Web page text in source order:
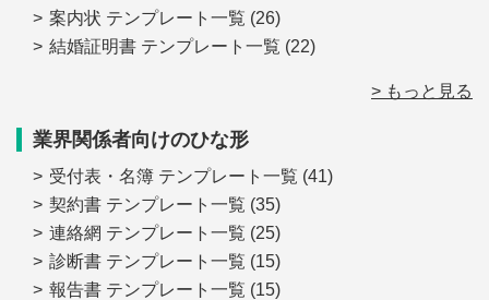
案内状 テンプレート一覧 (26)
結婚証明書 テンプレート一覧 (22)
> もっと見る
業界関係者向けのひな形
受付表・名簿 テンプレート一覧 (41)
契約書 テンプレート一覧 (35)
連絡網 テンプレート一覧 (25)
診断書 テンプレート一覧 (15)
報告書 テンプレート一覧 (15)